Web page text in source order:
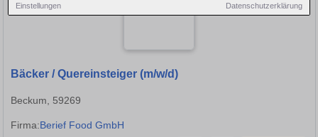
Einstellungen Datenschutzerklärung
Bäcker / Quereinsteiger (m/w/d)
Beckum, 59269
Firma:Berief Food GmbH